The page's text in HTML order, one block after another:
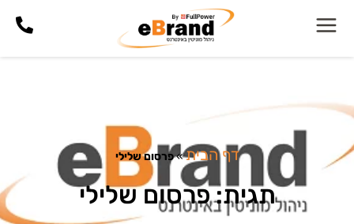
דף הבית»פרסום שלילי
תגית: פרסום שלילי